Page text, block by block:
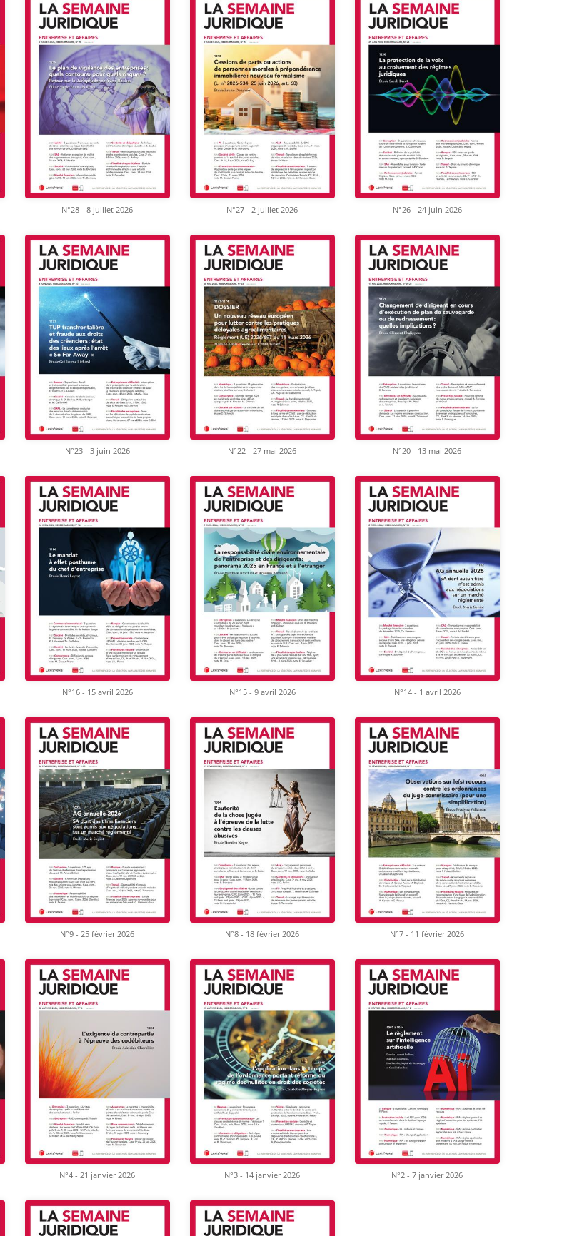
N°28 - 8 juillet 2026 N°27 - 2 juillet 2026 N°26 - 24 juin 2026
N°23 - 3 juin 2026 N°22 - 27 mai 2026 N°20 - 13 mai 2026
N°16 - 15 avril 2026 N°15 - 9 avril 2026 N°14 - 1 avril 2026
N°9 - 25 février 2026 N°8 - 18 février 2026 N°7 - 11 février 2026
N°4 - 21 janvier 2026 N°3 - 14 janvier 2026 N°2 - 7 janvier 2026